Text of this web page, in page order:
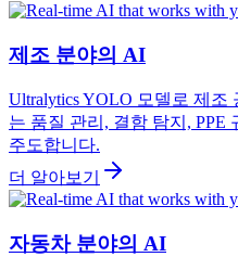
제조 분야의 AI
Ultralytics YOLO 모델로 제
는 품질 관리, 결함 탐지, PPE
주도합니다.
더 알아보기
자동차 분야의 AI